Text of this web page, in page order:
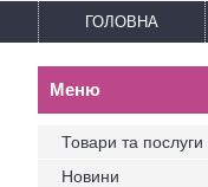
ГОЛОВНА
Товари та послуги
Новини